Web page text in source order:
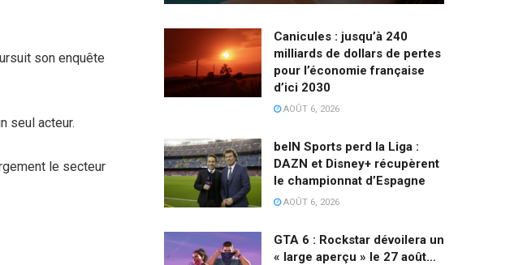
son enquête
seul acteur.
le secteur
Canicules : jusqu’à 240
milliards de dollars de pertes
pour l’économie française
d’ici 2030
AOÛT 6, 2026
beIN Sports perd la Liga :
DAZN et Disney+ récupèrent
le championnat d’Espagne
AOÛT 6, 2026
GTA 6 : Rockstar dévoilera un
« large aperçu » le 27 août…